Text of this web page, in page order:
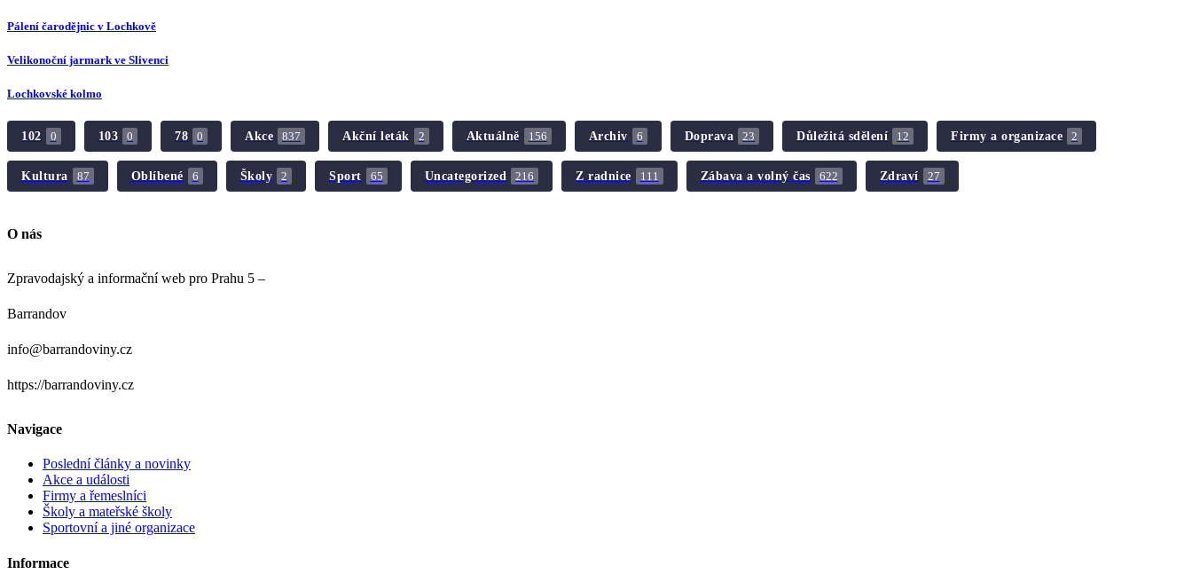
Pálení čarodějnic v Lochkově
Velikonoční jarmark ve Slivenci
Lochkovské kolmo
102 0 103 0 78 0 Akce 837 Akční leták 2 Aktuálně 156 Archiv 6 Doprava 23 Důležitá sdělení 12 Firmy a organizace 2
Kultura 87 Oblíbené 6 Školy 2 Sport 65 Uncategorized 216 Z radnice 111 Zábava a volný čas 622 Zdraví 27
O nás
Zpravodajský a informační web pro Prahu 5 –
Barrandov
info@barrandoviny.cz
https://barrandoviny.cz
Navigace
Poslední články a novinky
Akce a události
Firmy a řemeslníci
Školy a mateřské školy
Sportovní a jiné organizace
Informace